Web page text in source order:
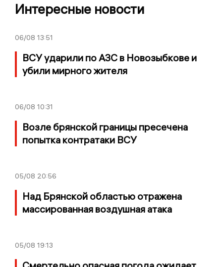
Интересные новости
06/08 13:51
ВСУ ударили по АЗС в Новозыбкове и
убили мирного жителя
06/08 10:31
Возле брянской границы пресечена
попытка контратаки ВСУ
05/08 20:56
Над Брянской областью отражена
массированная воздушная атака
05/08 19:13